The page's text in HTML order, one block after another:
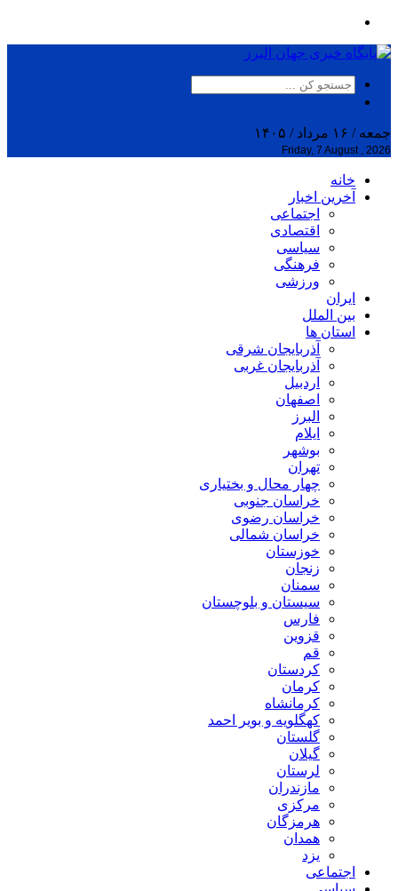
جمعه / ۱۶ مرداد / ۱۴۰۵
Friday, 7 August , 2026
خانه
آخرین اخبار
اجتماعی
اقتصادی
سیاسی
فرهنگی
ورزشی
ایران
بین الملل
استان ها
آذربایجان شرقی
آذربایجان غربی
اردبیل
اصفهان
البرز
ایلام
بوشهر
تهران
چهار محال و بختیاری
خراسان جنوبی
خراسان رضوی
خراسان شمالی
خوزستان
زنجان
سمنان
سیستان و بلوچستان
فارس
قزوین
قم
کردستان
کرمان
کرمانشاه
کهگلویه و بویر احمد
گلستان
گیلان
لرستان
مازندران
مرکزی
هرمزگان
همدان
یزد
اجتماعی